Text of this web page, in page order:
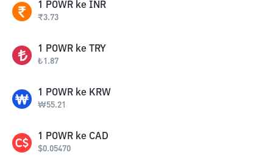
1 POWR ke INR
₹3.73
1 POWR ke TRY
₺1.87
1 POWR ke KRW
₩55.21
1 POWR ke CAD
$0.05470